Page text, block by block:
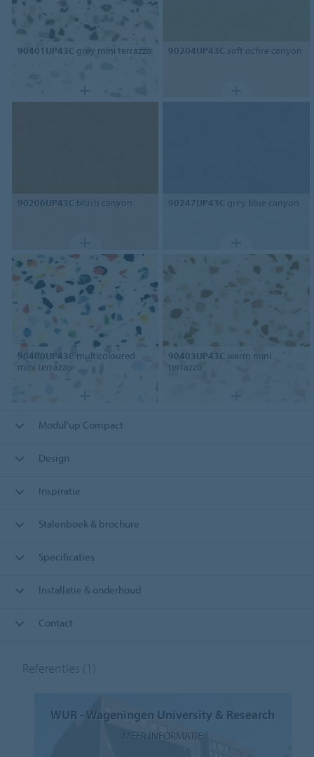
90401UP43C grey mini terrazzo 90204UP43C soft ochre canyon
90206UP43C blush canyon 90247UP43C grey blue canyon
90400UP43Cmulticoloured
mini terrazzo
90403UP43C warm mini
terrazzo
Modul'up Compact
Design
Inspiratie
Stalenboek & brochure
Specificaties
Installatie & onderhoud
Contact
Referenties (1)
WUR - Wageningen University & Research
MEER INFORMATIE